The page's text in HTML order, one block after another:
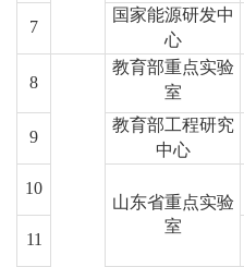
7
国家能源研发中
心
8
教育部重点实验
室
9
教育部工程研究
中心
10
山东省重点实验
室
11